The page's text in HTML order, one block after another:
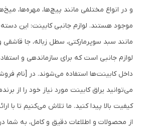
و در انواع مختلفی مانند پیچ‌ها، مهره‌ها،
موجود هستند. لوازم جانبی کابینت: این
مانند سبد سوپرمارکتی، سطل زباله، جا قاشقی
لوازم جانبی است که برای سازماندهی و
داخل کابینت‌ها استفاده می‌شوند. در [نام
می‌توانید یراق کابینت مورد نیاز خود را از
کیفیت بالا پیدا کنید. ما تلاش می‌کنیم تا با
از محصولات و اطلاعات دقیق و کامل، به شما